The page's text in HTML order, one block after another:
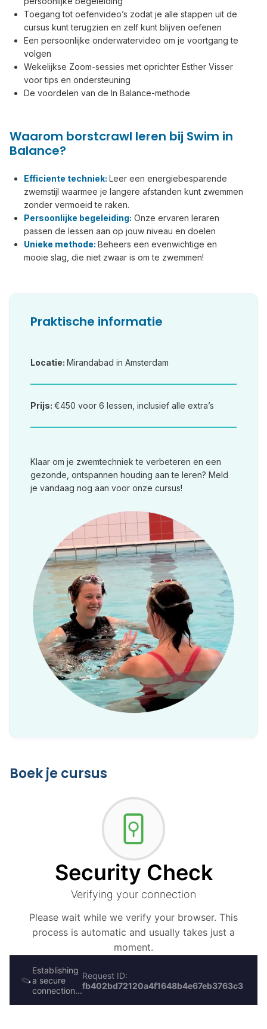
Toegang tot oefenvideo’s zodat je alle stappen uit de
cursus kunt terugzien en zelf kunt blijven oefenen
Een persoonlijke onderwatervideo om je voortgang te
volgen
Wekelijkse Zoom-sessies met oprichter Esther Visser
voor tips en ondersteuning
De voordelen van de In Balance-methode
Waarom borstcrawl leren bij Swim in
Balance?
Efficiente techniek: Leer een energiebesparende
zwemstijl waarmee je langere afstanden kunt zwemmen
zonder vermoeid te raken.
Persoonlijke begeleiding: Onze ervaren leraren
passen de lessen aan op jouw niveau en doelen
Unieke methode: Beheers een evenwichtige en
mooie slag, die niet zwaar is om te zwemmen!
Praktische informatie
Locatie: Mirandabad in Amsterdam
Prijs: €450 voor 6 lessen, inclusief alle extra’s
Klaar om je zwemtechniek te verbeteren en een
gezonde, ontspannen houding aan te leren? Meld
je vandaag nog aan voor onze cursus!
Boek je cursus